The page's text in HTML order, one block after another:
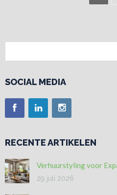
SOCIAL MEDIA
RECENTE ARTIKELEN
Verhuurstyling voor
29 juli 2026